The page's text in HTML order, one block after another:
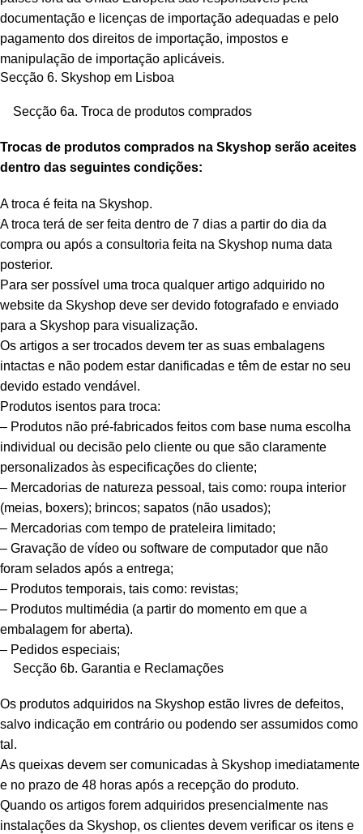
documentação e licenças de importação adequadas e pelo
pagamento dos direitos de importação, impostos e
manipulação de importação aplicáveis.
Secção 6. Skyshop em Lisboa
Secção 6a. Troca de produtos comprados
Trocas de produtos comprados na Skyshop serão aceites
dentro das seguintes condições:
A troca é feita na Skyshop.
A troca terá de ser feita dentro de 7 dias a partir do dia da
compra ou após a consultoria feita na Skyshop numa data
posterior.
Para ser possível uma troca qualquer artigo adquirido no
website da Skyshop deve ser devido fotografado e enviado
para a Skyshop para visualização.
Os artigos a ser trocados devem ter as suas embalagens
intactas e não podem estar danificadas e têm de estar no seu
devido estado vendável.
Produtos isentos para troca:
– Produtos não pré-fabricados feitos com base numa escolha
individual ou decisão pelo cliente ou que são claramente
personalizados às especificações do cliente;
– Mercadorias de natureza pessoal, tais como: roupa interior
(meias, boxers); brincos; sapatos (não usados);
– Mercadorias com tempo de prateleira limitado;
– Gravação de vídeo ou software de computador que não
foram selados após a entrega;
– Produtos temporais, tais como: revistas;
– Produtos multimédia (a partir do momento em que a
embalagem for aberta).
– Pedidos especiais;
Secção 6b. Garantia e Reclamações
Os produtos adquiridos na Skyshop estão livres de defeitos,
salvo indicação em contrário ou podendo ser assumidos como
tal.
As queixas devem ser comunicadas à Skyshop imediatamente
e no prazo de 48 horas após a recepção do produto.
Quando os artigos forem adquiridos presencialmente nas
instalações da Skyshop, os clientes devem verificar os itens e